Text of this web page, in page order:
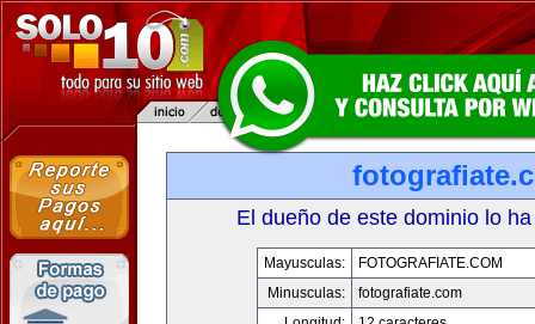
El dueño de este dominio lo
Mayusculas:
FOTOGRAFIATE.COM
Minusculas:
fotografiate.com